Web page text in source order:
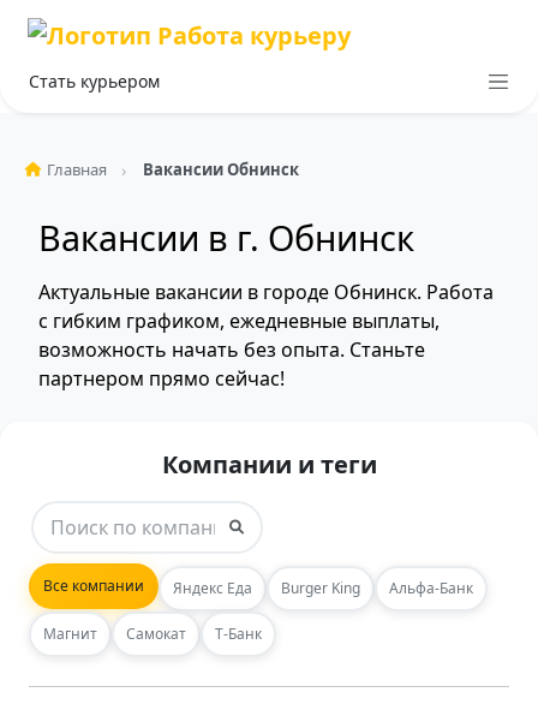
Стать курьером
Главная Вакансии Обнинск
Вакансии в г. Обнинск
Актуальные вакансии в городе Обнинск. Работа
с гибким графиком, ежедневные выплаты,
возможность начать без опыта. Станьте
партнером прямо сейчас!
Компании и теги
Все компании Яндекс Еда Burger King Альфа-Банк
Магнит Самокат Т-Банк